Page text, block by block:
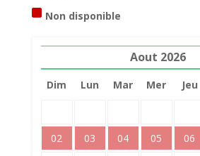
Non disponible
Aout 2026
Dim Lun Mar Mer Jeu
02
03 04 05 06